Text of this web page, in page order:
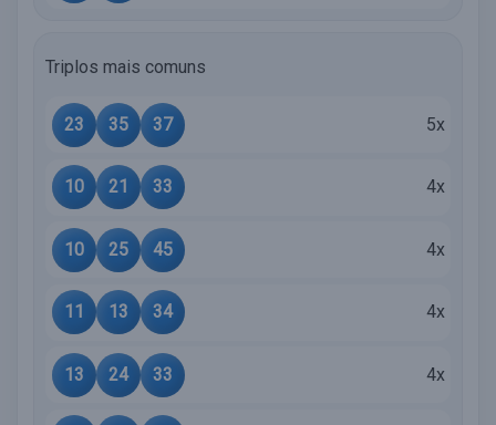
Triplos mais comuns
23 35 37 5x
10 21 33 4x
10 25 45 4x
11 13 34 4x
13 24 33 4x